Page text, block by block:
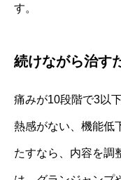
す。
続けながら治す
痛みが10段階で3以
熱感がない、機能低
たすなら、内容を調